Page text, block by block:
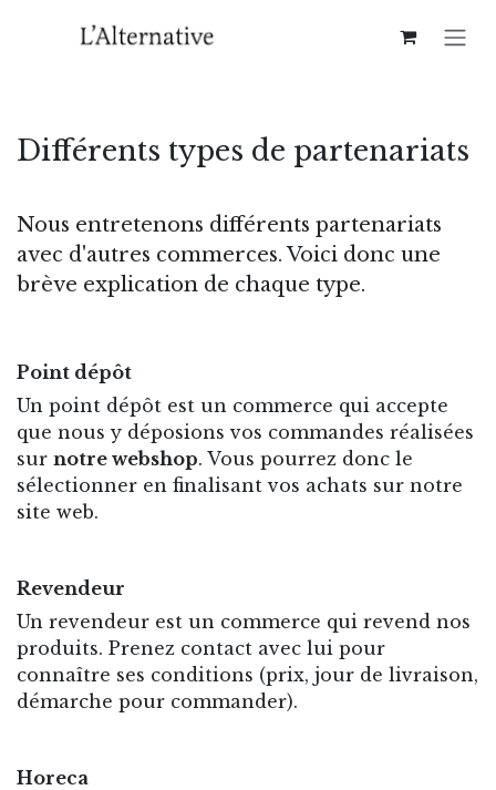
Différents types de partenariats
Nous entretenons différents partenariats
avec d'autres commerces. Voici donc une
brève explication de chaque type.
Point dépôt
Un point dépôt est un commerce qui accepte
que nous y déposions vos commandes réalisées
sur notre webshop. Vous pourrez donc le
sélectionner en finalisant vos achats sur notre
site web.
Revendeur
Un revendeur est un commerce qui revend nos
produits. Prenez contact avec lui pour
connaître ses conditions (prix, jour de livraison,
démarche pour commander).
Horeca